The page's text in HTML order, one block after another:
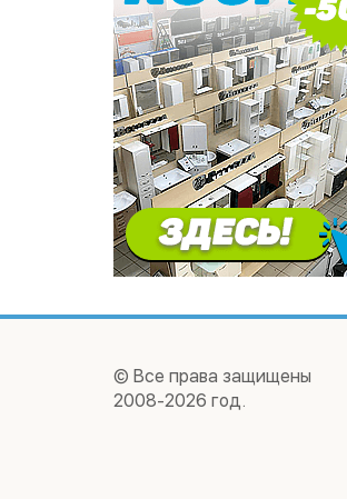
© Все права защищены
2008-2026 год.